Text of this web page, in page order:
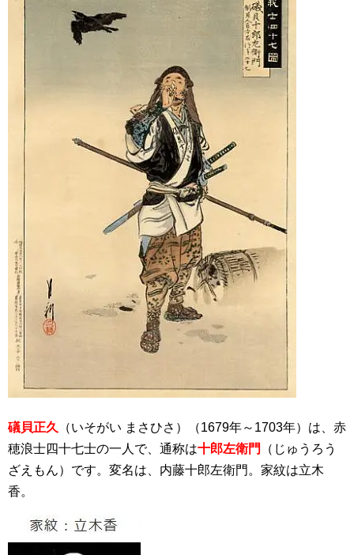
礒貝正久
（いそがい まさひさ）（1679年～1703年）は、赤
穂浪士四十七士の一人で、通称は十郎左衛門
（じゅうろう
ざえもん）です。変名は、内藤十郎左衛門。家紋は立木
香。